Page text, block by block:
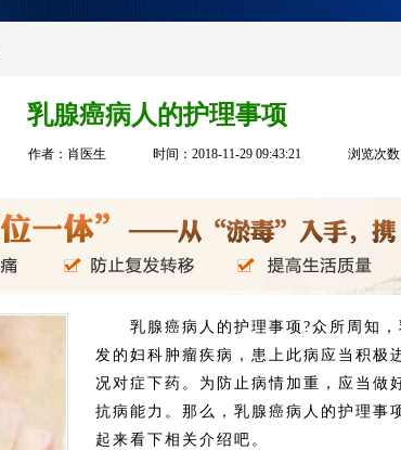
乳腺癌病人的护理事项
作者：肖医生 时间：2018-11-29 09:43:21 浏览次数
乳腺癌病人的护理事项?众所周知，
发的妇科肿瘤疾病，患上此病应当积极
况对症下药。为防止病情加重，应当做
抗病能力。那么，乳腺癌病人的护理事
起来看下相关介绍吧。